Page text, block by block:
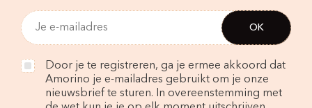
Door je te registreren, ga je ermee akkoord dat
Amorino je e-mailadres gebruikt om je onze
nieuwsbrief te sturen. In overeenstemming met